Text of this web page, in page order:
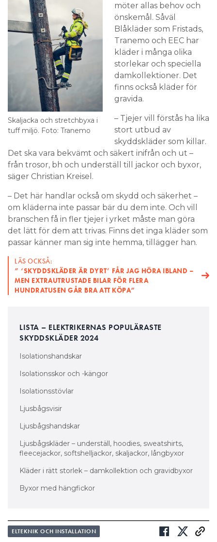
Skaljacka och stretchbyxa i
tuff miljö. Foto: Tranemo
möter allas behov och
önskemål. Såväl
Blåkläder som Fristads,
Tranemo och EEC har
kläder i många olika
storlekar och speciella
damkollektioner. Det
finns också kläder för
gravida.
– Tjejer vill förstås ha lika
stort utbud av
skyddskläder som killar.
Det ska vara bekvämt och säkert inifrån och ut –
från trosor, bh och underställ till jackor och byxor,
säger Christian Kreisel.
– Det här handlar också om skydd och säkerhet –
om kläderna inte passar bär du dem inte. Och vill
branschen få in fler tjejer i yrket måste man göra
det lätt för dem att trivas. Finns det inga kläder som
passar känner man sig inte hemma, tillägger han.
LÄS OCKSÅ:
” ‘SKYDDSKLÄDER ÄR DYRT’ FÅR JAG HÖRA IBLAND –
MEN EXTRAUTRUSTADE BILAR FÖR FLERA
HUNDRATUSEN GÅR BRA ATT KÖPA”
LISTA – ELEKTRIKERNAS POPULÄRASTE
SKYDDSKLÄDER 2024
Isolationshandskar
Isolationsskor och -kängor
Isolationsstövlar
Ljusbågsvisir
Ljusbågshandskar
Ljusbågskläder – underställ, hoodies, sweatshirts,
fleecejackor, softshelljackor, skaljackor, långbyxor
Kläder i rätt storlek – damkollektion och gravidbyxor
Byxor med hängfickor
ELTEKNIK OCH INSTALLATION